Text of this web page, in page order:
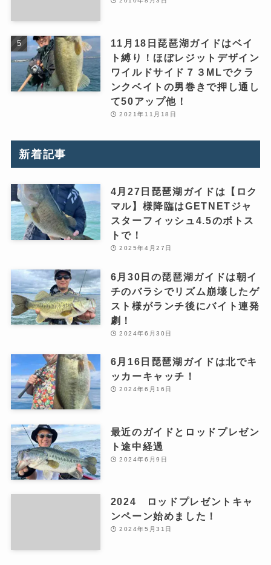
11月18日琵琶湖ガイドはベイ
ト縛り！ほぼレジットデザイン
ワイルドサイド７３MLでクラ
ンクベイトの男巻きで押し通し
て50アップ他！
2021年11月18日
新着記事
4月27日琵琶湖ガイドは【ロク
マル】様降臨はGETNETジャ
スターフィッシュ4.5のボトス
トで！
2025年4月27日
6月30日の琵琶湖ガイドは朝イ
チのバラシでリズム崩壊したゲ
スト様がランチ後にバイト連発
劇！
2024年6月30日
6月16日琵琶湖ガイドは北でキ
ッカーキャッチ！
2024年6月16日
最近のガイドとロッドプレゼン
ト途中経過
2024年6月9日
2024 ロッドプレゼントキャ
ンペーン始めました！
2024年5月31日